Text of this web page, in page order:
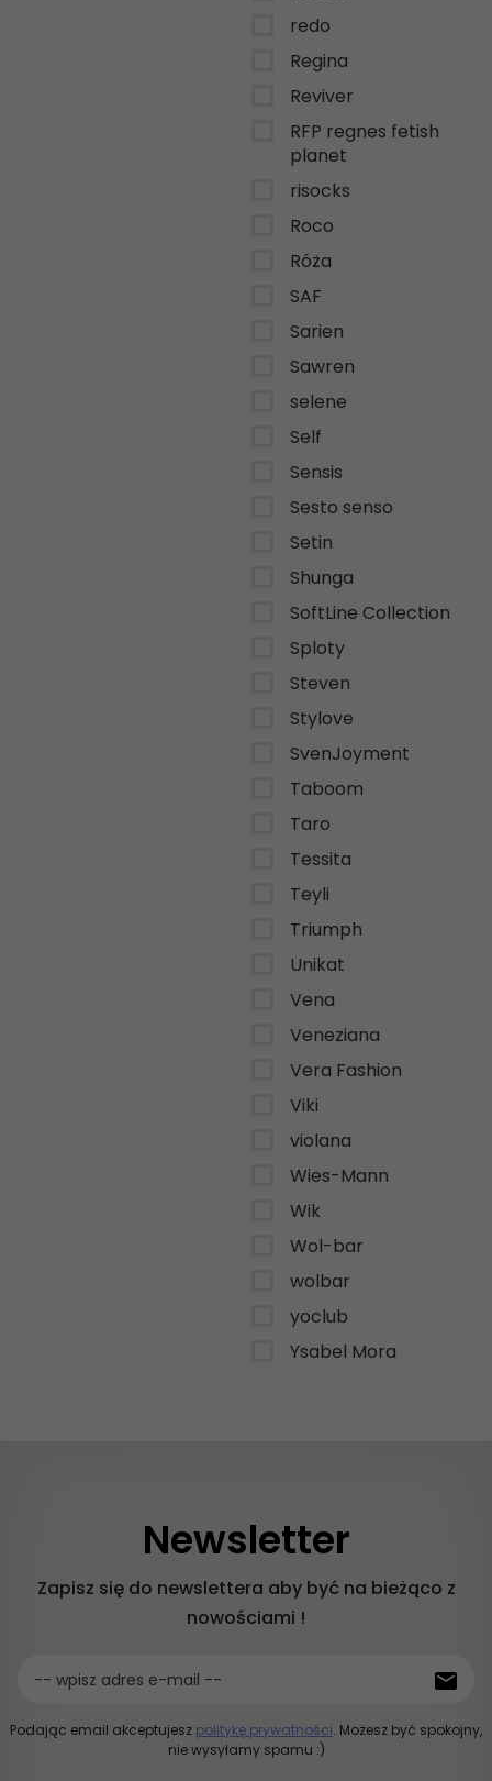
redo
Regina
Reviver
RFP regnes fetish
planet
risocks
Roco
Róża
SAF
Sarien
Sawren
selene
Self
Sensis
Sesto senso
Setin
Shunga
SoftLine Collection
Sploty
Steven
Stylove
SvenJoyment
Taboom
Taro
Tessita
Teyli
Triumph
Unikat
Vena
Veneziana
Vera Fashion
Viki
violana
Wies-Mann
Wik
Wol-bar
wolbar
yoclub
Ysabel Mora
Newsletter
Zapisz się do newslettera aby być na bieżąco z
nowościami !
-- wpisz adres e-mail --
Podając email akceptujesz politykę prywatności. Możesz być spokojny,
nie wysyłamy spamu :)